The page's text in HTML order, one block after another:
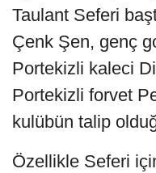
Taulant Seferi
Çenk Şen, genç
Portekizli kaleci
Portekizli forvet
kulübün talip
Özellikle Seferi